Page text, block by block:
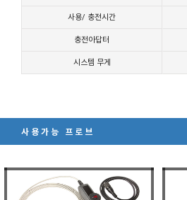
시스템 무게
사용/ 충전시간
충전아답터
사용가능 프로브